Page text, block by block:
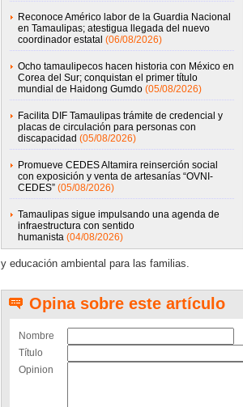
Reconoce Américo labor de la Guardia Nacional
en Tamaulipas; atestigua llegada del nuevo
coordinador estatal (06/08/2026)
Ocho tamaulipecos hacen historia con México en
Corea del Sur; conquistan el primer título
mundial de Haidong Gumdo (05/08/2026)
Facilita DIF Tamaulipas trámite de credencial y
placas de circulación para personas con
discapacidad (05/08/2026)
Promueve CEDES Altamira reinserción social
con exposición y venta de artesanías “OVNI-
CEDES” (05/08/2026)
Tamaulipas sigue impulsando una agenda de
infraestructura con sentido
humanista (04/08/2026)
y educación ambiental para las familias.
Opina sobre este artículo
Nombre
Título
Opinion